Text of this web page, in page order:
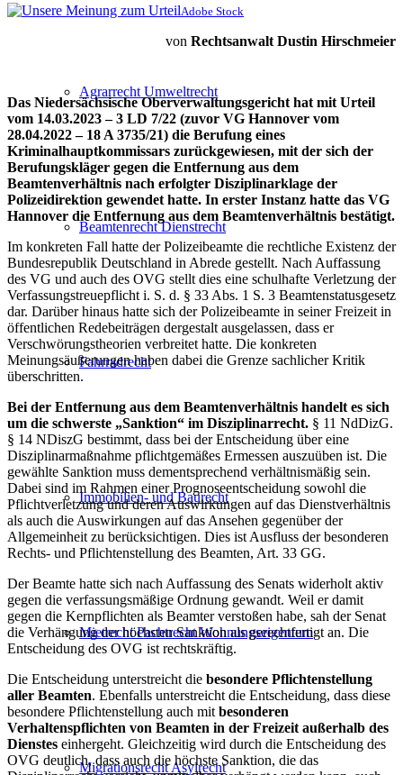
Agrarrecht Umweltrecht
Beamtenrecht Dienstrecht
Fahrradrecht
Immobilien- und Baurecht
Mietrecht Pachtrecht Wohnungseigentum
Migrationsrecht Asylrecht
Adobe Stock
von Rechtsanwalt Dustin Hirschmeier
Das Niedersächsische Oberverwaltungsgericht hat mit Urteil
vom 14.03.2023 – 3 LD 7/22 (zuvor VG Hannover vom
28.04.2022 – 18 A 3735/21) die Berufung eines
Kriminalhauptkommissars zurückgewiesen, mit der sich der
Berufungskläger gegen die Entfernung aus dem
Beamtenverhältnis nach erfolgter Disziplinarklage der
Polizeidirektion gewendet hatte. In erster Instanz hatte das VG
Hannover die Entfernung aus dem Beamtenverhältnis bestätigt.
Im konkreten Fall hatte der Polizeibeamte die rechtliche Existenz der
Bundesrepublik Deutschland in Abrede gestellt. Nach Auffassung
des VG und auch des OVG stellt dies eine schulhafte Verletzung der
Verfassungstreuepflicht i. S. d. § 33 Abs. 1 S. 3 Beamtenstatusgesetz
dar. Darüber hinaus hatte sich der Polizeibeamte in seiner Freizeit in
öffentlichen Redebeiträgen dergestalt ausgelassen, dass er
Verschwörungstheorien verbreitet hatte. Die konkreten
Meinungsäußerungen haben dabei die Grenze sachlicher Kritik
überschritten.
Bei der Entfernung aus dem Beamtenverhältnis handelt es sich
um die schwerste „Sanktion“ im Disziplinarrecht. § 11 NdDizG.
§ 14 NDiszG bestimmt, dass bei der Entscheidung über eine
Disziplinarmaßnahme pflichtgemäßes Ermessen auszuüben ist. Die
gewählte Sanktion muss dementsprechend verhältnismäßig sein.
Dabei sind im Rahmen einer Prognoseentscheidung sowohl die
Pflichtverletzung und deren Auswirkungen auf das Dienstverhältnis
als auch die Auswirkungen auf das Ansehen gegenüber der
Allgemeinheit zu berücksichtigen. Dies ist Ausfluss der besonderen
Rechts- und Pflichtenstellung des Beamten, Art. 33 GG.
Der Beamte hatte sich nach Auffassung des Senats widerholt aktiv
gegen die verfassungsmäßige Ordnung gewandt. Weil er damit
gegen die Kernpflichten als Beamter verstoßen habe, sah der Senat
die Verhängung der höchsten Sanktion als gerechtfertigt an. Die
Entscheidung des OVG ist rechtskräftig.
Die Entscheidung unterstreicht die besondere Pflichtenstellung
aller Beamten. Ebenfalls unterstreicht die Entscheidung, dass diese
besondere Pflichtenstellung auch mit besonderen
Verhaltenspflichten von Beamten in der Freizeit außerhalb des
Dienstes einhergeht. Gleichzeitig wird durch die Entscheidung des
OVG deutlich, dass auch die höchste Sanktion, die das